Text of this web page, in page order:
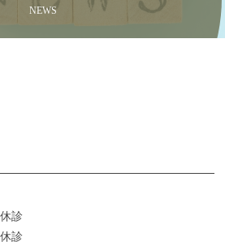
間を提供します
きれいにしたい
に
かに整えます
NEWS
診
診